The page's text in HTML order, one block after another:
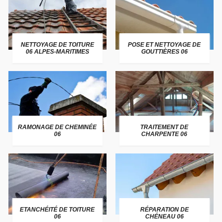
NETTOYAGE DE TOITURE
06 ALPES-MARITIMES
POSE ET NETTOYAGE DE
GOUTTIÈRES 06
RAMONAGE DE CHEMINÉE
06
TRAITEMENT DE
CHARPENTE 06
ETANCHÉITÉ DE TOITURE
06
RÉPARATION DE
CHÉNEAU 06